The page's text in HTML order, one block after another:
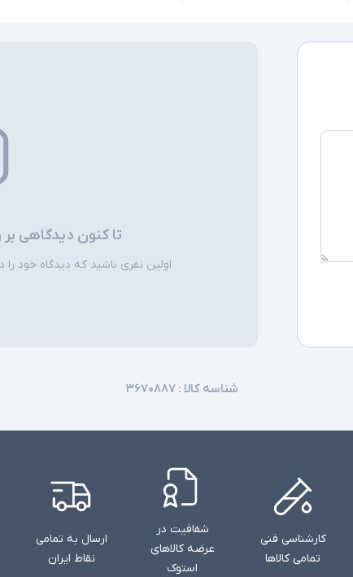
تا کنون دیدگاهی
اولین نفری باشید که دیدگاه خود را
شناسه کالا : ۳۶۷۰۸۸۷
کارشناسی فنی
تمامی کالاها
شفافیت در
عرضه کالاهای
استوک
ارسال به تمامی
نقاط ایران